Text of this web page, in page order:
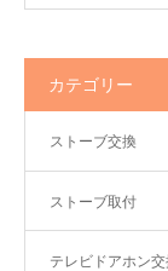
カテゴリー
ストーブ交換
ストーブ取付
テレビドアホン交